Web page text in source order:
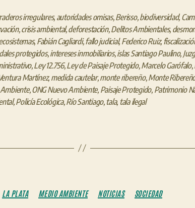
irregulares, autoridades omisas,Berisso,biodiversidad,
,crisis ambiental,deforestación,Delitos Ambientales,
, Fabián Cagliardi,fallo judicial,Federico Ruiz,
protegidos,intereses inmobiliarios,islas Santiago Paulino,
,Ley 12.756,Ley de Paisaje Protegido,Marcelo Garófalo,
Martínez, medida cautelar,monte ribereño,Monte
,ONG Nuevo Ambiente, Paisaje Protegido, Patrimonio
,Policía Ecológica,Río Santiago, tala, tala ilegal
Categorías
LA PLATA MEDIO AMBIENTE NOTICIAS SOCIEDAD